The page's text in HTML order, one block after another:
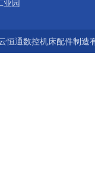
业园
恒通数控机床配件制